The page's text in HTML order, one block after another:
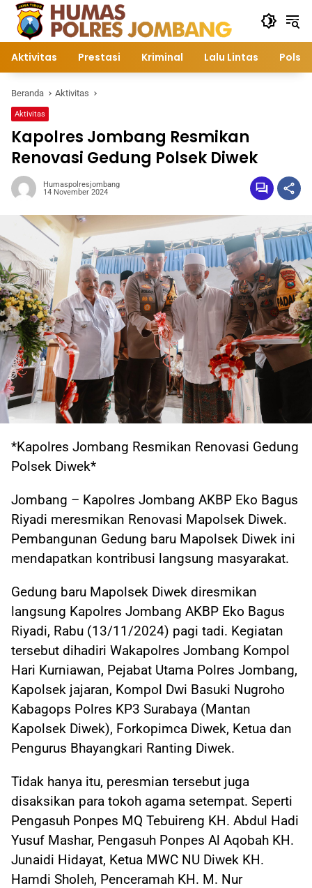
Langsung
konten
Aktivitas Prestasi Kriminal Lalu Lintas
Beranda Aktivitas
Aktivitas
Kapolres Jombang Resmikan
Renovasi Gedung Polsek Diwek
Humaspolresjombang
14 November 2024
*Kapolres Jombang Resmikan Renovasi Gedung
Polsek Diwek*
Jombang – Kapolres Jombang AKBP Eko Bagus
Riyadi meresmikan Renovasi Mapolsek Diwek.
Pembangunan Gedung baru Mapolsek Diwek ini
mendapatkan kontribusi langsung masyarakat.
Gedung baru Mapolsek Diwek diresmikan
langsung Kapolres Jombang AKBP Eko Bagus
Riyadi, Rabu (13/11/2024) pagi tadi. Kegiatan
tersebut dihadiri Wakapolres Jombang Kompol
Hari Kurniawan, Pejabat Utama Polres Jombang,
Kapolsek jajaran, Kompol Dwi Basuki Nugroho
Kabagops Polres KP3 Surabaya (Mantan
Kapolsek Diwek), Forkopimca Diwek, Ketua dan
Pengurus Bhayangkari Ranting Diwek.
Tidak hanya itu, peresmian tersebut juga
disaksikan para tokoh agama setempat. Seperti
Pengasuh Ponpes MQ Tebuireng KH. Abdul Hadi
Yusuf Mashar, Pengasuh Ponpes Al Aqobah KH.
Junaidi Hidayat, Ketua MWC NU Diwek KH.
Hamdi Sholeh, Penceramah KH. M. Nur